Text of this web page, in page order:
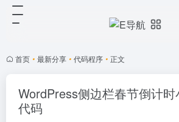
首页 • 最新分享 • 代码程序 • 正文
WordPress侧边栏春节倒计
代码